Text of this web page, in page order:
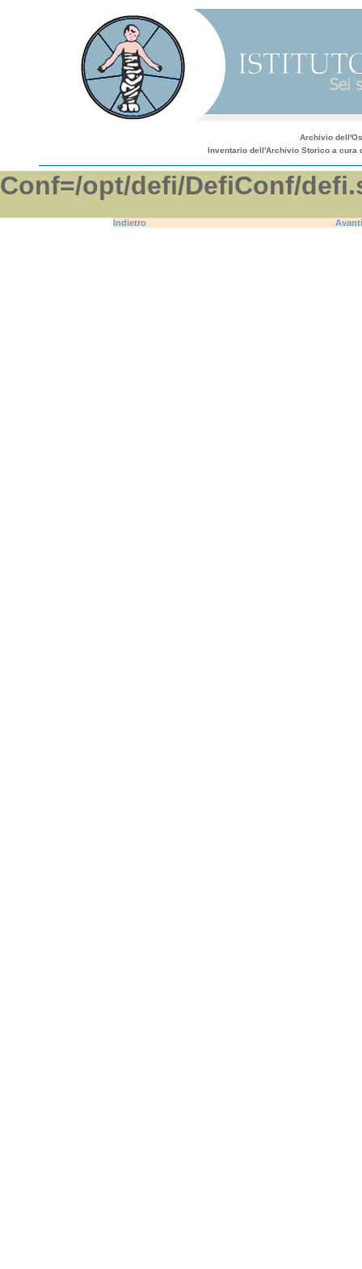
Archivio
Inventario dell'Archivio Storico a cura
Conf=/opt/defi/DefiConf/
Indietro Avanti